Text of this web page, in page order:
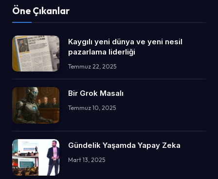
Öne Çıkanlar
Kaygılı yeni dünya ve yeni nesil
pazarlama liderliği
Temmuz 22, 2025
Bir Grok Masalı
Temmuz 10, 2025
Gündelik Yaşamda Yapay Zeka
Mart 13, 2025